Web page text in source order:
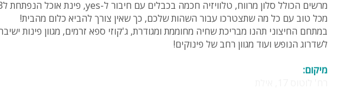
מכל טוב עם כל מה שתצטרכו עבור השהות שלכם, כך שאין צורך להביא כלום מהבית!
במתחם החיצוני תהנו מבריכת שחיה מחוממת ומגודרת, ג'קוזי ספא זרמים, מגוון פינות
לשדרוג הנופש ועוד מגוון רחב של פינוקים!
מיקום: